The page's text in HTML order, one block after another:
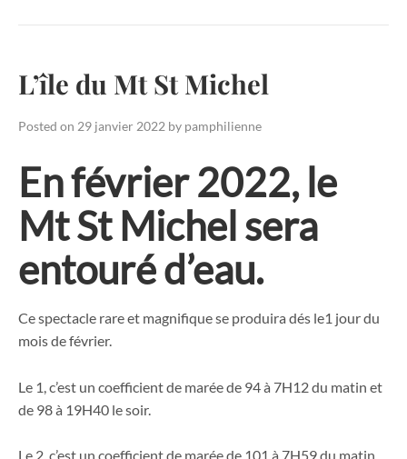
L’île du Mt St Michel
Posted on 29 janvier 2022 by pamphilienne
En février 2022, le
Mt St Michel sera
entouré d’eau.
Ce spectacle rare et magnifique se produira dés le1 jour du
mois de février.
Le 1, c’est un coefficient de marée de 94 à 7H12 du matin et
de 98 à 19H40 le soir.
Le 2, c’est un coefficient de marée de 101 à 7H59 du matin